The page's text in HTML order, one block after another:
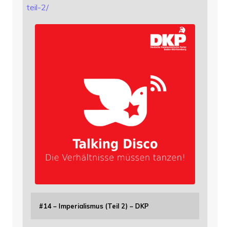
teil-2/
#14 – Imperialismus (Teil 2) – DKP